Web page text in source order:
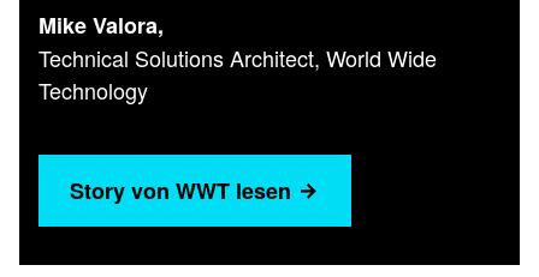
Mike Valora,
Technical Solutions Architect, World Wide
Technology
Story von WWT lesen